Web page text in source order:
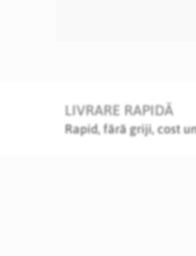
LIVRARE RAPIDĂ
Rapid, fără griji, cost